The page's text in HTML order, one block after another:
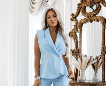
favorite_border